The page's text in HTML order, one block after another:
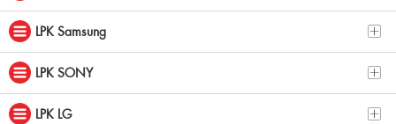
LPK Samsung
LPK SONY
LPK LG